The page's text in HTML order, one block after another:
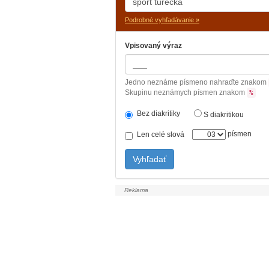
Podrobné vyhľadávanie »
Vpisovaný výraz
Jedno neznáme písmeno nahraďte znakom
Skupinu neznámych písmen znakom %
Bez diakritiky S diakritikou
Len celé slová písmen
Vyhľadať